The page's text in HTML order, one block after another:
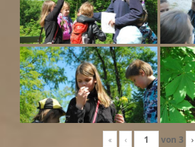
« ‹ von 3 ›